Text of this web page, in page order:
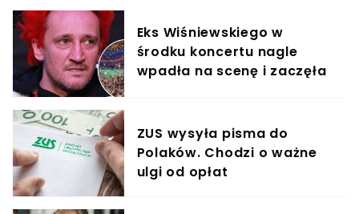
Eks Wiśniewskiego w
środku koncertu nagle
wpadła na scenę i zaczęła
ZUS wysyła pisma do
Polaków. Chodzi o ważne
ulgi od opłat